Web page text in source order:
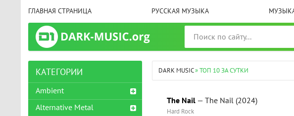
ГЛАВНАЯ СТРАНИЦА РУССКАЯ МУЗЫКА
DARK MUSIC» ТОП 10 ЗА СУТКИ
The Nail— The Nail (2024)
Hard Rock
КАТЕГОРИИ
Ambient
Alternative Metal